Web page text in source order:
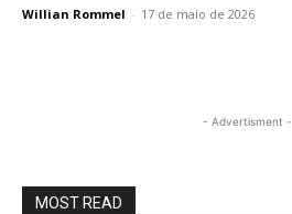
Willian Rommel - 17 de maio de 2026
- Advertisment -
MOST READ